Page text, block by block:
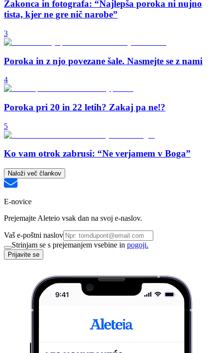
Zakonca in fotografa: “Najlepša poroka ni nujno
tista, kjer ne gre nič narobe”
3
Poroka in z njo povezane šale. Nasmejte se z nami
4
Poroka pri 20 in 22 letih? Zakaj pa ne!?
5
Ko vam otrok zabrusi: “Ne verjamem v Boga”
Naloži več člankov
E-novice
Prejemajte Aleteio vsak dan na svoj e-naslov.
Vaš e-poštni naslov
Strinjam se s prejemanjem vsebine in pogoji.
Prijavite se